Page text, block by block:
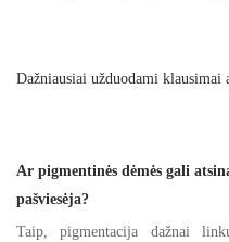
Dažniausiai užduodami
Ar pigmentinės dėmės gali
pašviesėja?
Taip, pigmentacija dažnai